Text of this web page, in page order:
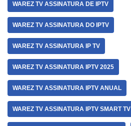
WAREZ TV ASSINATURA DE IPTV
WAREZ TV ASSINATURA DO IPTV
WAREZ TV ASSINATURA IP TV
WAREZ TV ASSINATURA IPTV 2025
WAREZ TV ASSINATURA IPTV ANUAL
WAREZ TV ASSINATURA IPTV SMART TV